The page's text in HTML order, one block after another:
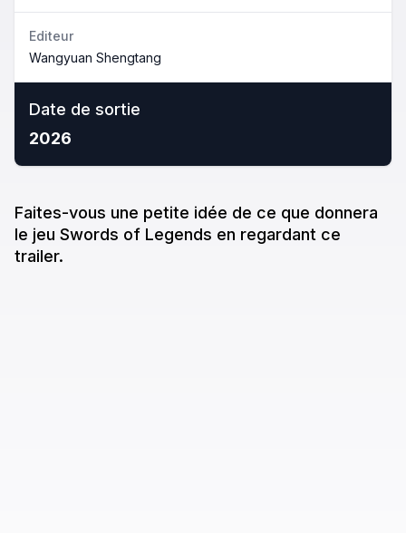
Editeur
Wangyuan Shengtang
Date de sortie
2026
Faites-vous une petite idée de ce que donnera
le jeu Swords of Legends en regardant ce
trailer.